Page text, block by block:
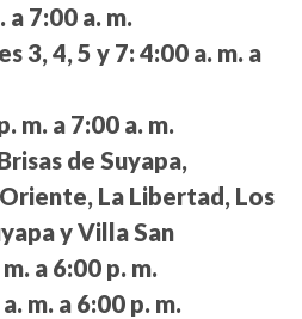
a 7:00 a. m.
3, 4, 5 y 7: 4:00 a. m. a
m. a 7:00 a. m.
de Suyapa,
La Libertad, Los
y Villa San
a 6:00 p. m.
m. a 6:00 p. m.